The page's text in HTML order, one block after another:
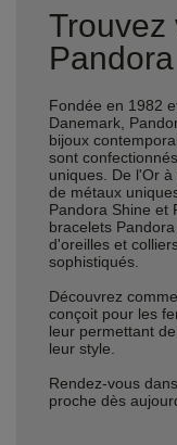
Trouvez
Fondée en 1982
Danemark,
bijoux
sont
uniques. De l'Or
de métaux
Pandora Shine et
bracelets
d'oreilles et
sophistiqués.
Découvrez
conçoit pour les
leur permettant
leur style.
Rendez-vous
proche dès